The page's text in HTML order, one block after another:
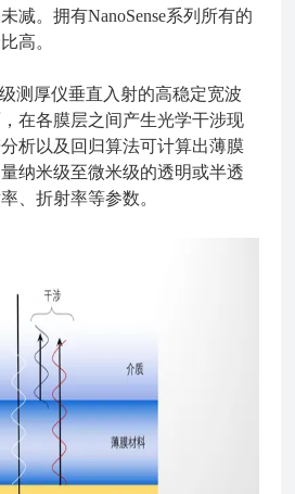
减。拥有NanoSense系列所有的
高。
测厚仪垂直入射的高稳定宽波
在各膜层之间产生光学干涉现
析以及回归算法可计算出薄膜
纳米级至微米级的透明或半透
、折射率等参数。